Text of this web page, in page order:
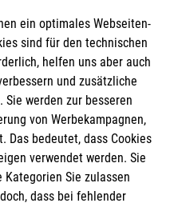
ein optimales Webseiten-
sind für den technischen
helfen uns aber auch
und zusätzliche
werden zur besseren
von Werbekampagnen,
Das bedeutet, dass Cookies
verwendet werden. Sie
Sie zulassen
dass bei fehlender